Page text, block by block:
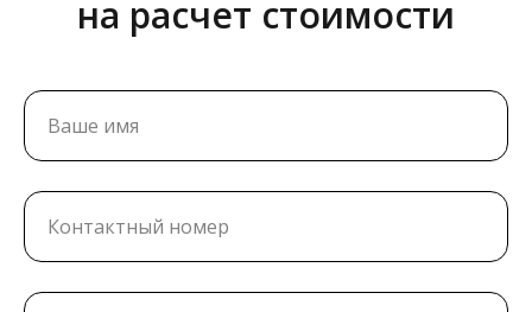
на расчет стоимости
Ваше имя
Контактный номер